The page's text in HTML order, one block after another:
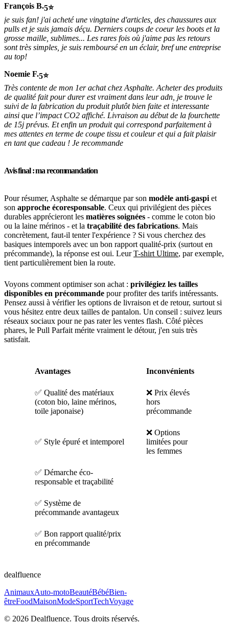
François B.5
je suis fan! j'ai acheté une vingtaine d'articles, des chaussures aux
pulls et je suis jamais déçu. Derniers coups de coeur les boots et la
grosse maille, sublimes... Les rares fois où j'aime pas les retours
sont très simples, je suis remboursé en un éclair, bref une entreprise
au top!
Noemie F.5
Très contente de mon 1er achat chez Asphalte. Acheter des produits
de qualité fait pour durer est vraiment dans leur adn, je trouve le
suivi de la fabrication du produit plutôt bien faite et interessante
ainsi que l’impact CO2 affiché. Livraison au début de la fourchette
de 15j prévus. Et enfin un produit qui correspond parfaitement à
mes attentes en terme de coupe tissu et couleur et qui a fait plaisir
en tant que cadeau ! Je recommande
Avis final : ma recommandation
Pour résumer, Asphalte se démarque par son modèle anti-gaspi et
son approche écoresponsable. Ceux qui privilégient des pièces
durables apprécieront les matières soignées - comme le coton bio
ou la laine mérinos - et la traçabilité des fabrications. Mais
concrètement, faut-il tenter l'expérience ? Si vous cherchez des
basiques intemporels avec un bon rapport qualité-prix (surtout en
précommande), la réponse est oui. LeurT-shirt Ultime, par exemple,
tient particulièrement bien la route.
Voyons comment optimiser son achat : privilégiez les tailles
disponibles en précommande pour profiter des tarifs intéressants.
Pensez aussi à vérifier les options de livraison et de retour, surtout si
vous hésitez entre deux tailles de pantalon. Un conseil : suivez leurs
réseaux sociaux pour ne pas rater les ventes flash. Côté pièces
phares, le Pull Parfait mérite vraiment le détour, j'en suis très
satisfait.
Avantages Inconvénients
✅ Qualité des matériaux
(coton bio, laine mérinos,
toile japonaise)
❌ Prix élevés
hors
précommande
✅ Style épuré et intemporel
❌ Options
limitées pour
les femmes
✅ Démarche éco-
responsable et traçabilité
✅ Système de
précommande avantageux
✅ Bon rapport qualité/prix
en précommande
dealfluence
AnimauxAuto-motoBeautéBébéBien-
êtreFoodMaisonModeSportTechVoyage
© 2026 Dealfluence. Tous droits réservés.